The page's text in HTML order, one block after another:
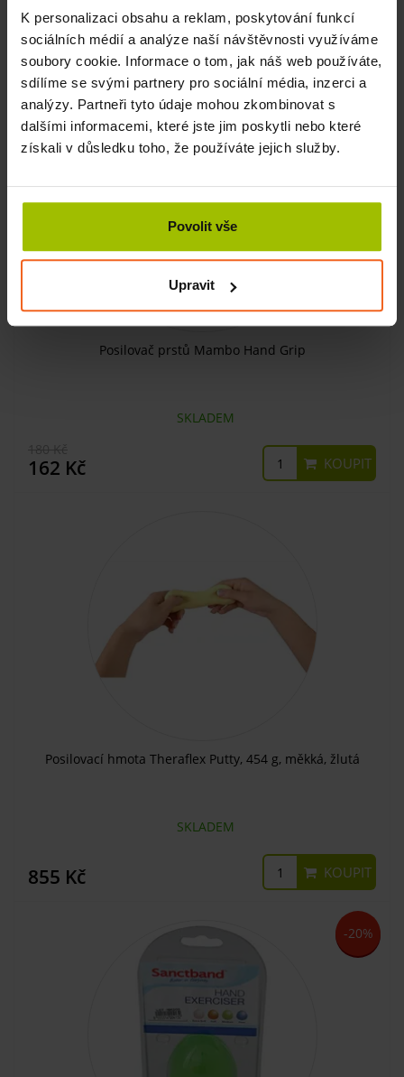
K personalizaci obsahu a reklam, poskytování funkcí
sociálních médií a analýze naší návštěvnosti využíváme
soubory cookie. Informace o tom, jak náš web používáte,
sdílíme se svými partnery pro sociální média, inzerci a
analýzy. Partneři tyto údaje mohou zkombinovat s
dalšími informacemi, které jste jim poskytli nebo které
získali v důsledku toho, že používáte jejich služby.
Povolit vše
Upravit
SKLADEM
59 Kč KOUPIT
Posilovač prstů Mambo Hand Grip
SKLADEM
162 Kč KOUPIT
Posilovací hmota Theraflex Putty, 454 g, měkká, žlutá
SKLADEM
855 Kč KOUPIT
-20%